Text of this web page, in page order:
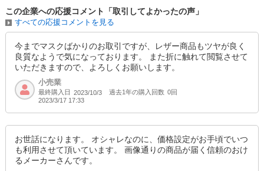
この企業への応援コメント「取引してよかったの声」
すべての応援コメントを見る
今までマスクばかりのお取引ですが、レザー商品もツヤが良く
良質なようで気になっております。 また折に触れて閲覧させて
いただきますので、よろしくお願いします。
小売業
最終購入日 2023/10/3 過去1年の購入回数 0回
2023/3/17 17:33
お世話になります。 オシャレなのに、価格設定がお手頃でいつ
も利用させて頂いています。 画像通りの商品が届く信頼のおけ
るメーカーさんです。